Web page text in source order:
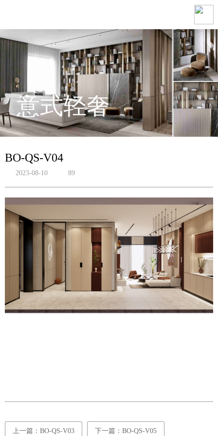
意式轻奢
BO-QS-V04
2023-08-10 89
上一篇：BO-QS-V03 下一篇：BO-QS-V05